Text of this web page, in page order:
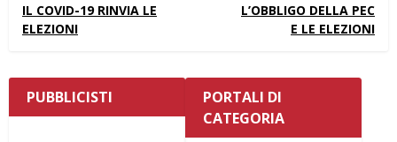
IL COVID-19 RINVIA LE
ELEZIONI
L’OBBLIGO DELLA PEC
E LE ELEZIONI
PUBBLICISTI
PORTALI DI
CATEGORIA